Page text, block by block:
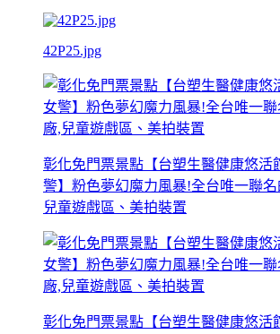
42P25.jpg
彰化免門票景點【台塑生醫健康悠活
警】粉色夢幻魔力風暴!全台唯一聯
兒童遊戲區、美拍裝置
彰化免門票景點【台塑生醫健康悠活